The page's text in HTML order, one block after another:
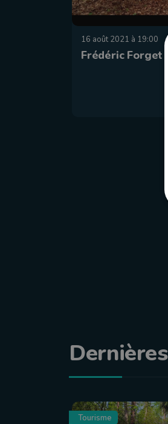
16 août 2021 à 19:00
Frédéric Forget
Tourisme